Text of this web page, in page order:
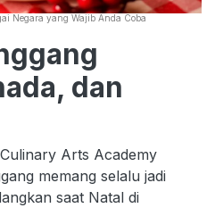
Negara yang Wajib Anda Coba
dan
Arts Academy
memang selalu jadi
saat Natal di